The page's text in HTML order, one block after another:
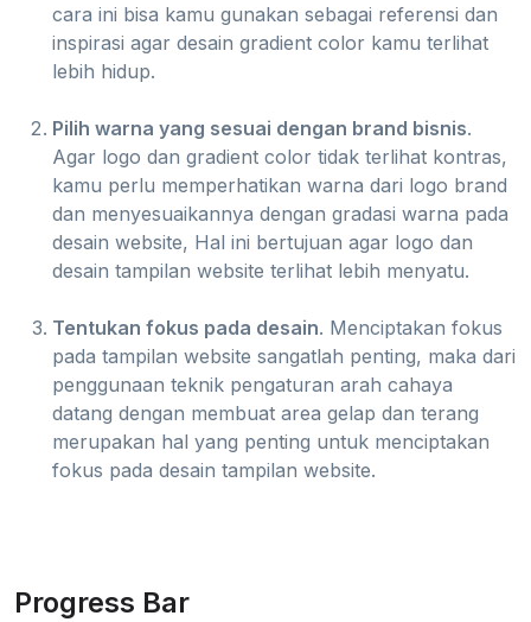
cara ini bisa kamu gunakan sebagai referensi dan
inspirasi agar desain gradient color kamu terlihat
lebih hidup.
Pilih warna yang sesuai dengan brand bisnis.
Agar logo dan gradient color tidak terlihat kontras,
kamu perlu memperhatikan warna dari logo brand
dan menyesuaikannya dengan gradasi warna pada
desain website, Hal ini bertujuan agar logo dan
desain tampilan website terlihat lebih menyatu.
Tentukan fokus pada desain. Menciptakan fokus
pada tampilan website sangatlah penting, maka dari
penggunaan teknik pengaturan arah cahaya
datang dengan membuat area gelap dan terang
merupakan hal yang penting untuk menciptakan
fokus pada desain tampilan website.
Progress Bar